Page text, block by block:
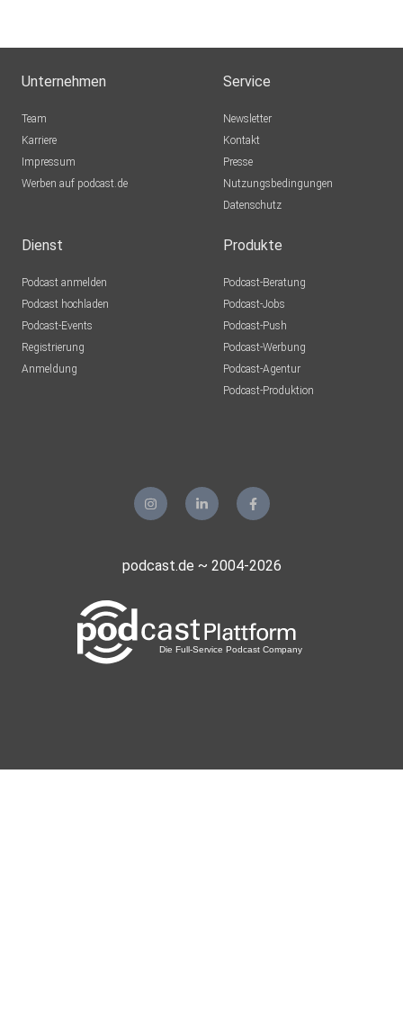
Unternehmen
Team
Karriere
Impressum
Werben auf podcast.de
Service
Newsletter
Kontakt
Presse
Nutzungsbedingungen
Datenschutz
Dienst
Podcast anmelden
Podcast hochladen
Podcast-Events
Registrierung
Anmeldung
Produkte
Podcast-Beratung
Podcast-Jobs
Podcast-Push
Podcast-Werbung
Podcast-Agentur
Podcast-Produktion
podcast.de ~ 2004-2026